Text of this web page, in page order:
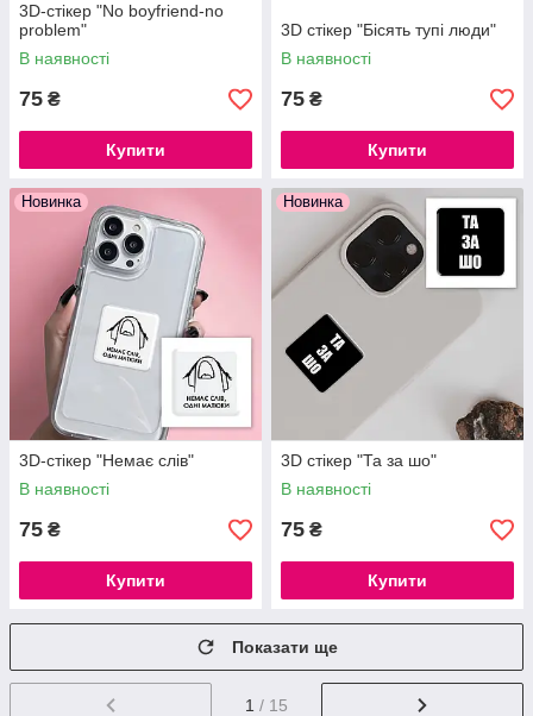
3D-стікер "No boyfriend-no
problem"
В наявності
75 ₴
Купити
3D стікер "Бісять тупі люди"
В наявності
75 ₴
Купити
Новинка
3D-стікер "Немає слів"
В наявності
75 ₴
Купити
Новинка
3D стікер "Та за шо"
В наявності
75 ₴
Купити
Показати ще
1 / 15